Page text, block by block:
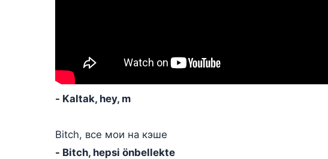
- Kaltak, hey, m
Bitch, все мои на кэше
- Bitch, hepsi önbellekte